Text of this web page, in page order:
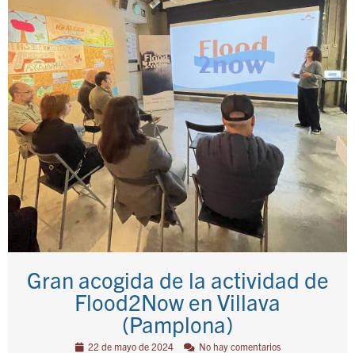
Gran acogida de la actividad de
Flood2Now en Villava
(Pamplona)
22 de mayo de 2024 No hay comentarios